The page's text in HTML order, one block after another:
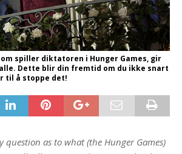
spiller diktatoren i Hunger Games, gir
Dette blir din fremtid om du ikke snart
til å stoppe det!
question as to what (the Hunger Games)